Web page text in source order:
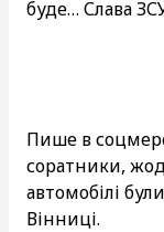
буде… Слава
Пише в
соратники,
автомобілі
Вінниці.